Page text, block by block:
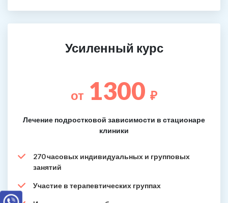
Усиленный курс
от 1300 ₽
Лечение подростковой зависимости в стационаре
клиники
270 часовых индивидуальных и групповых
занятий
Участие в терапевтических группах